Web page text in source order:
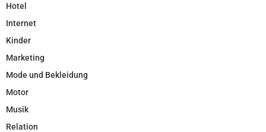
Hotel
Internet
Kinder
Marketing
Mode und Bekleidung
Motor
Musik
Relation